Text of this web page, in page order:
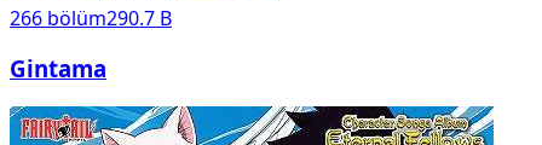
266 bölüm290.7 B
Gintama